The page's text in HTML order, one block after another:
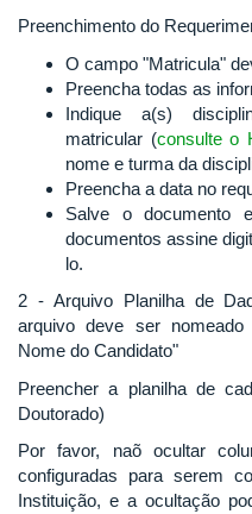
Preenchimento do
O campo "Matricula"
Preencha todas as
Indique a(s)
matricular (consulte o
nome e turma da
Preencha a data no
Salve o documento
documentos assine
lo.
2 - Arquivo Planilha de
arquivo deve ser
Nome do Candidato"
Preencher a planilha de
Doutorado)
Por favor, naõ ocultar
configuradas para serem
Instituição, e a ocultação